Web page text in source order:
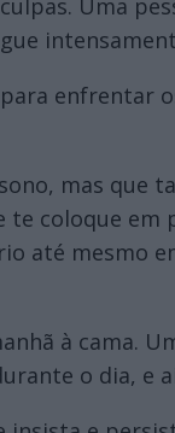
Uma
enfrentar
mas que
coloque
até mesmo
à cama.
o dia, e